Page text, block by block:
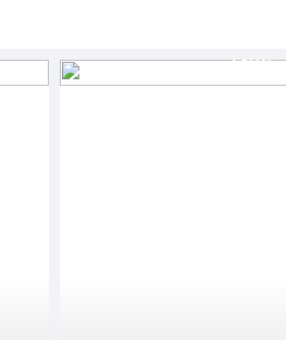
Nike Air Jordan 4 Retro SE "Paris Olympics Wet Cement